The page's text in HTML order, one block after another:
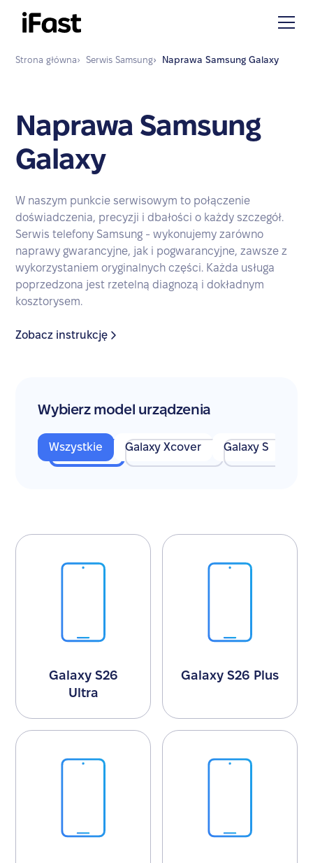
Strona główna› Serwis Samsung› Naprawa Samsung Galaxy
Naprawa Samsung
Galaxy
W naszym punkcie serwisowym to połączenie
doświadczenia, precyzji i dbałości o każdy szczegół.
Serwis telefony Samsung - wykonujemy zarówno
naprawy gwarancyjne, jak i pogwarancyjne, zawsze z
wykorzystaniem oryginalnych części. Każda usługa
poprzedzona jest rzetelną diagnozą i dokładnym
kosztorysem.
Zobacz instrukcję
Wybierz model urządzenia
Wszystkie Galaxy Xcover Galaxy S
Galaxy S26
Ultra
Galaxy S26 Plus